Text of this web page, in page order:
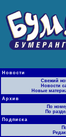
Новости
Свежий
Новости
Новые
Архив
По
По
Подписка